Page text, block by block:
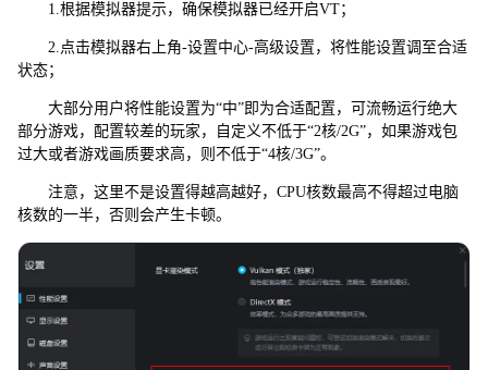
1.根据模拟器提示，确保模拟器已经开启VT；
2.点击模拟器右上角-设置中心-高级设置，将性能设置调至合适
状态；
大部分用户将性能设置为“中”即为合适配置，可流畅运行绝大
部分游戏，配置较差的玩家，自定义不低于“2核/2G”，如果游戏包
过大或者游戏画质要求高，则不低于“4核/3G”。
注意，这里不是设置得越高越好，CPU核数最高不得超过电脑
核数的一半，否则会产生卡顿。